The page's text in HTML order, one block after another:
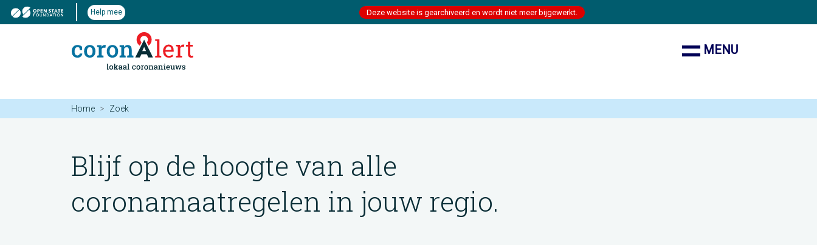
Help mee Deze website is gearchiveerd en wordt niet meer bijgewerkt.
MENU
Home Zoek
Blijf op de hoogte van alle
coronamaatregelen in jouw regio.